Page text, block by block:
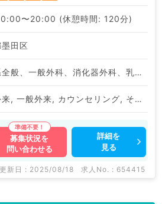
〜20:00 (休憩時間: 120分)
田区
外科系全般、一般外科、消化器外科、乳腺外科、総合診療科、美容皮膚科、健診・人間ドック、救急科・ＩＣＵ、病理科、基礎医学系、膠原病科、スポーツ整形外科、大腸・肛門外科、産業医、脊髄・脊椎外科、科目不問、神経内科、精神科、神経科、アレルギー科、リウマチ科、小児科、整形外科、形成外科、美容外科、脳神経外科、呼吸器外科、心臓血管外科、小児外科、皮膚科、泌尿器科、産婦人科、産科、婦人科、眼科、耳鼻咽喉科、気管食道科、放射線科、リハビリテーション科、麻酔科、ペインクリニック、人工透析科、緩和ケア科、一般内科、循環器内科、呼吸器内科、消化器内科、内分泌・代謝内科、腎臓内科、老年内科、血液内科
一般外来, 一般外来, カウンセリング, その他
募集状況を
問い合わせる
詳細を
見る
新日 : 2025/08/18 求人No. : 654415